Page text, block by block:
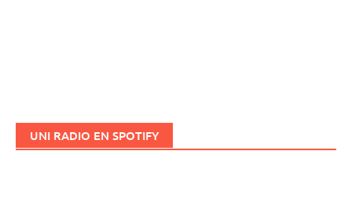
UNI RADIO EN SPOTIFY